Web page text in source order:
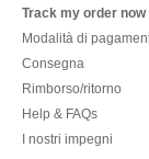
Track my order now
Modalità di
Consegna
Rimborso/ritorno
Help & FAQs
I nostri impegni